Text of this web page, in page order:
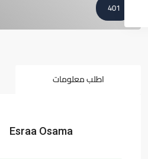
401
اطلب معلومات
Esraa Osama